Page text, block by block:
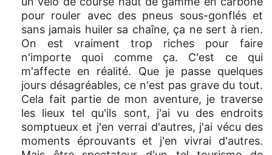
pour rouler avec des pneus sous-gonflés et
sans jamais huiler sa chaîne, ça ne sert à rien.
On est vraiment trop riches pour faire
n'importe quoi comme ça. C'est ce qui
m'affecte en réalité. Que je passe quelques
jours désagréables, ce n'est pas grave du tout.
Cela fait partie de mon aventure, je traverse
les lieux tel qu'ils sont, j'ai vu des endroits
somptueux et j'en verrai d'autres, j'ai vécu des
moments éprouvants et j'en vivrai d'autres.